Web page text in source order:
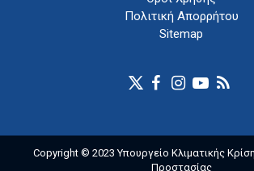
Πολιτική Απορρήτου
Sitemap
Copyright © 2023 Υπουργείο Κλιματικής
Προστασίας